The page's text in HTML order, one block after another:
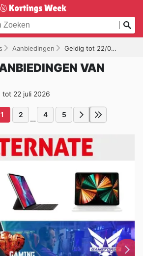
Aanbiedingen Geldig tot 22/07/2026
VAN
tot 22 juli 2026
1 2 ... 4 5